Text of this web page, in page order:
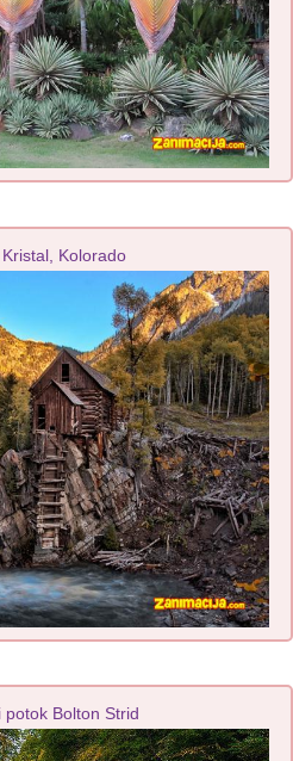
Kolorado
potok Bolton Strid